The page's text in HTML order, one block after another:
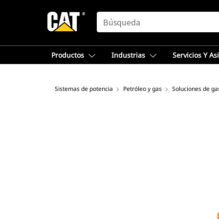
SEARCH
Productos Industrias Servicios Y
Sistemas de potencia Petróleo y gas Soluciones de